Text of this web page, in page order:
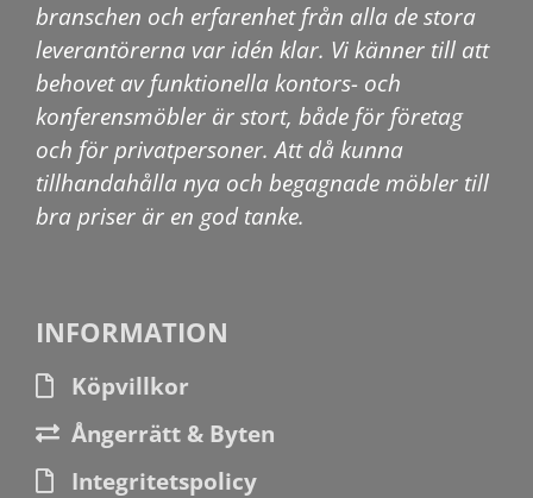
branschen och erfarenhet från alla de stora
leverantörerna var idén klar. Vi känner till att
behovet av funktionella kontors- och
konferensmöbler är stort, både för företag
och för privatpersoner. Att då kunna
tillhandahålla nya och begagnade möbler till
bra priser är en god tanke.
INFORMATION
Köpvillkor
Ångerrätt & Byten
Integritetspolicy